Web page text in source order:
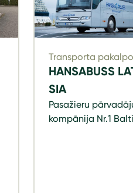
Transporta
HANSABUSS
SIA
Pasažieru
kompānija Nr.1